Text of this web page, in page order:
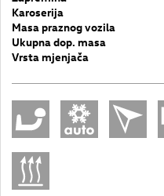
Karoserija
Masa praznog vozila
Ukupna dop. masa
Vrsta mjenjača